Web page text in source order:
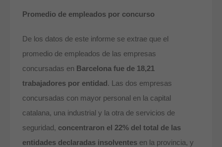
Promedio de empleados por concurso
De los datos de este informe se extrae que el
promedio de empleados de las empresas
concursadas en Barcelona fue de 18,21
trabajadores por entidad. Las dos empresas
concursadas con mayor personal en la capital
catalana, una industrial y la otra de servicios de
seguridad, concentraron el 22% del total de las
entidades declaradas insolventes en la provincia, y